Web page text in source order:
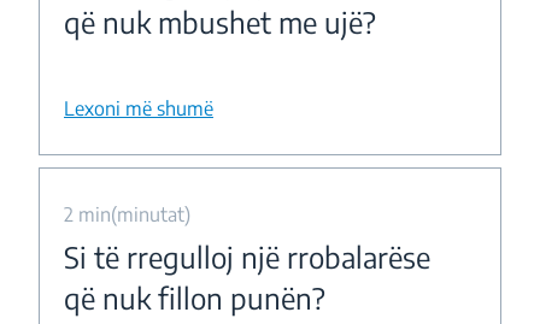
që nuk mbushet me ujë?
Lexoni më shumë
2 min(minutat)
Si të rregulloj një rrobalarëse
që nuk fillon punën?